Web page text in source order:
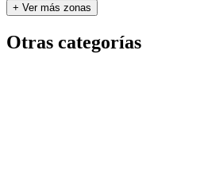
+ Ver más zonas
Otras categorías